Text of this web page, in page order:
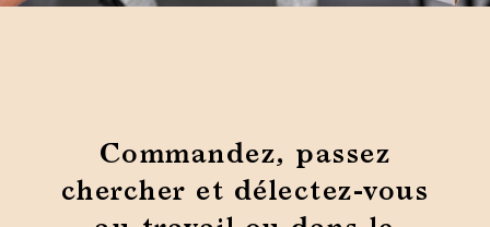
Commandez, passez
chercher et délectez-vous